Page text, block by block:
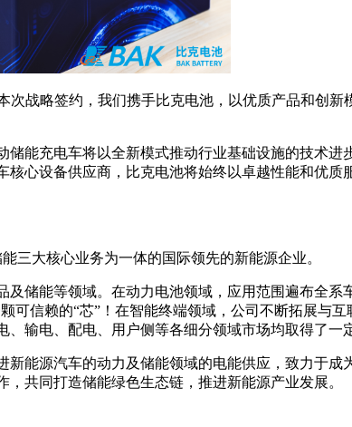
战略签约，我们携手比克电池，以优质产品和创新
能充电车将以全新模式推动行业基础设施的技术进
心设备供应商，比克电池将始终以卓越性能和优质
三大核心业务为一体的国际领先的新能源企业。
储能等领域。在动力电池领域，应用范围遍布全系
信赖的“芯”！在智能终端领域，公司不断拓展与
输电、配电、用户侧等各细分领域市场均取得了一
能源汽车的动力及储能领域的电能供应，致力于成
共同打造储能绿色生态链，推进新能源产业发展。